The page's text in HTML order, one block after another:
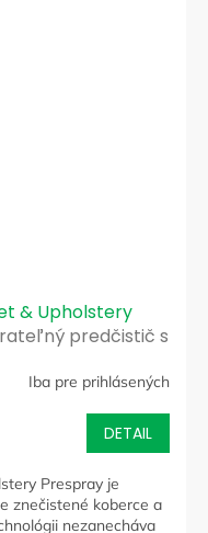
& Upholstery
predčistič s
Iba pre prihlásených
DETAIL
Prespray je
znečistené koberce a
nezanecháva